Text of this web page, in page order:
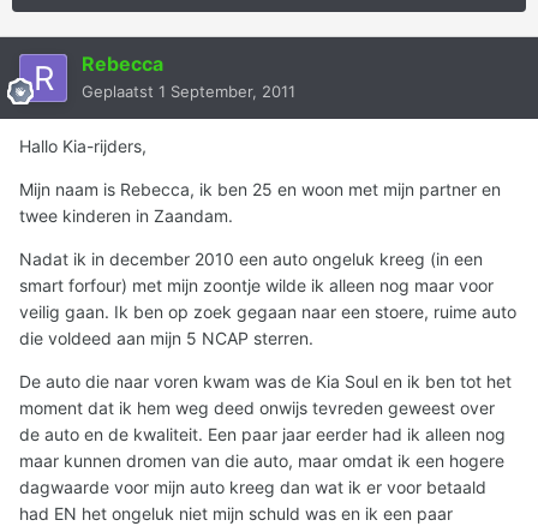
Rebecca
Geplaatst 1 September, 2011
Hallo Kia-rijders,
Mijn naam is Rebecca, ik ben 25 en woon met mijn partner en
twee kinderen in Zaandam.
Nadat ik in december 2010 een auto ongeluk kreeg (in een
smart forfour) met mijn zoontje wilde ik alleen nog maar voor
veilig gaan. Ik ben op zoek gegaan naar een stoere, ruime auto
die voldeed aan mijn 5 NCAP sterren.
De auto die naar voren kwam was de Kia Soul en ik ben tot het
moment dat ik hem weg deed onwijs tevreden geweest over
de auto en de kwaliteit. Een paar jaar eerder had ik alleen nog
maar kunnen dromen van die auto, maar omdat ik een hogere
dagwaarde voor mijn auto kreeg dan wat ik er voor betaald
had EN het ongeluk niet mijn schuld was en ik een paar